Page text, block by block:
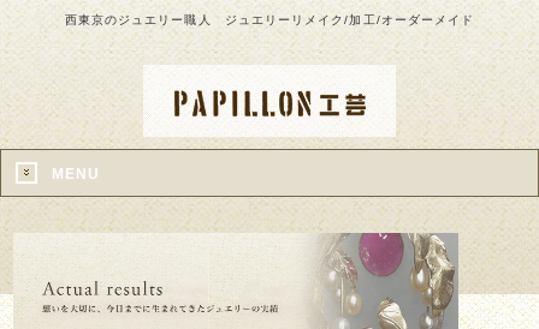
西東京のジュエリー職人 ジュエリーリメイク/加工/オーダーメイド
MENU